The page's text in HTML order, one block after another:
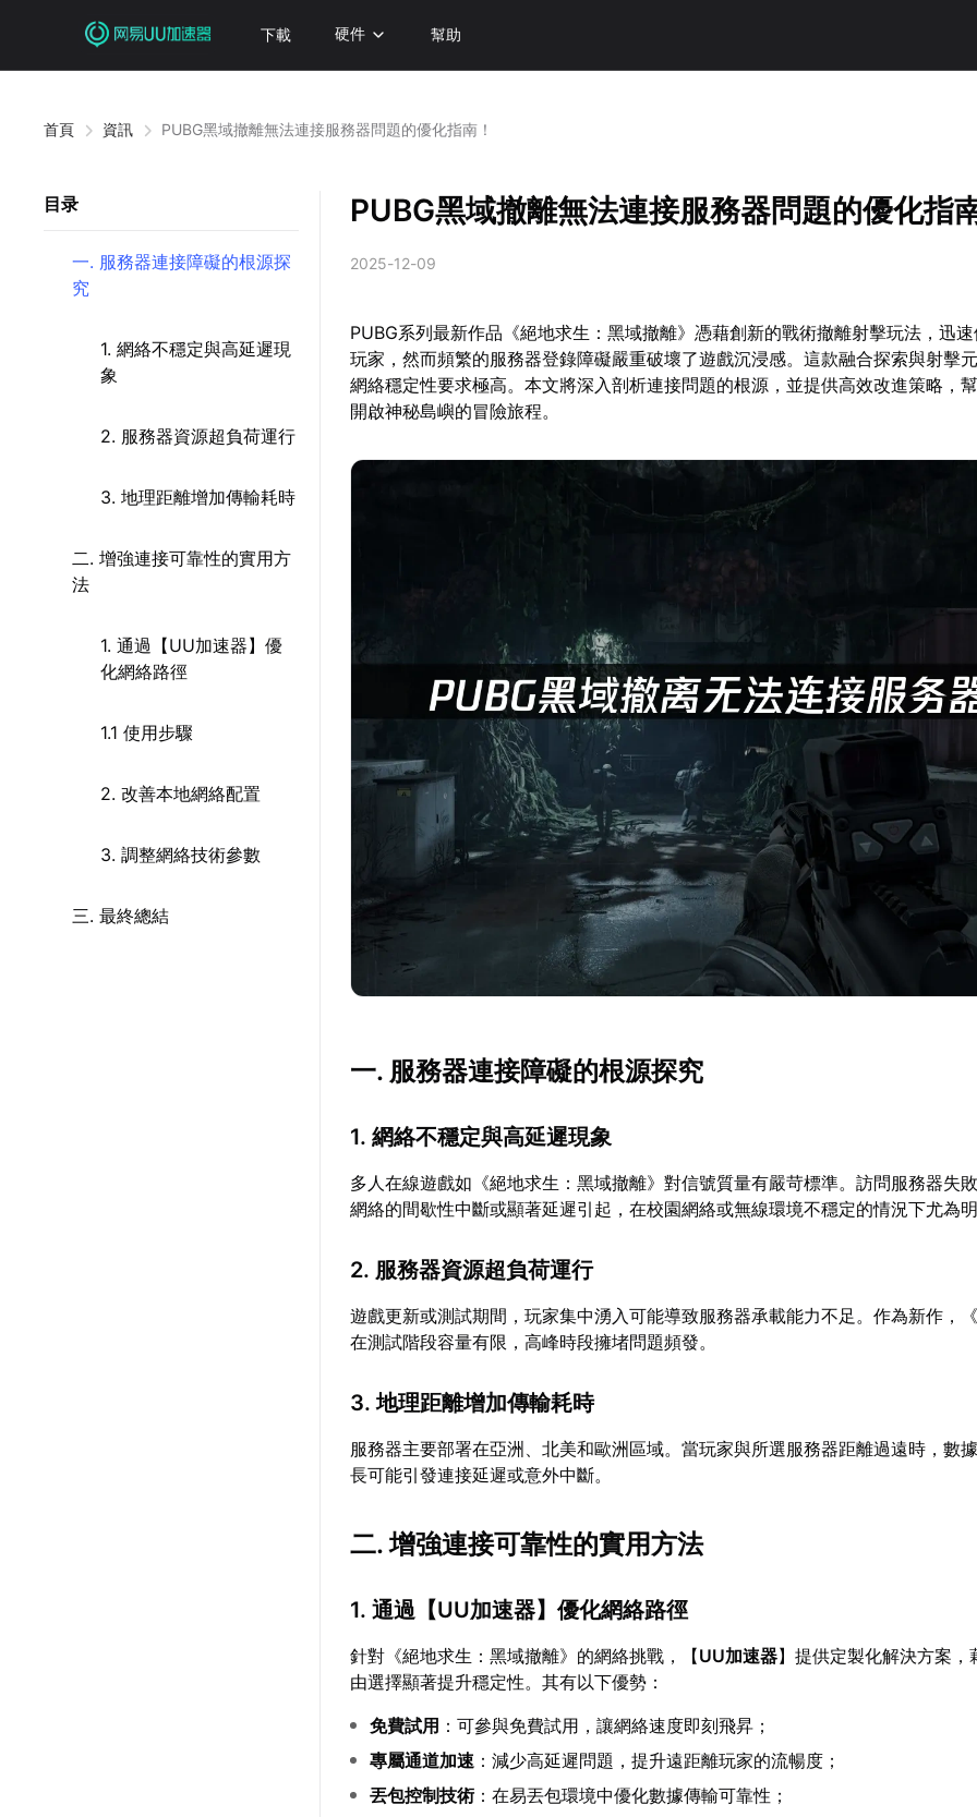
下載 硬件 幫助
首頁 資訊 PUBG黑域撤離無法連接服務器問題的優化指南！
目录
一. 服務器連接障礙的根源探
究
1. 網絡不穩定與高延遲現
象
2. 服務器資源超負荷運行
3. 地理距離增加傳輸耗時
二. 增強連接可靠性的實用方
法
1. 通過【UU加速器】優
化網絡路徑
1.1 使用步驟
2. 改善本地網絡配置
3. 調整網絡技術參數
三. 最終總結
PUBG黑域撤離無法連接服務器問題的優化指
2025-12-09
PUBG系列最新作品《絕地求生：黑域撤離》憑藉創新的戰術撤離射擊玩法，迅
玩家，然而頻繁的服務器登錄障礙嚴重破壞了遊戲沉浸感。這款融合探索與射擊
網絡穩定性要求極高。本文將深入剖析連接問題的根源，並提供高效改進策略，
開啟神秘島嶼的冒險旅程。
一. 服務器連接障礙的根源探究
1. 網絡不穩定與高延遲現象
多人在線遊戲如《絕地求生：黑域撤離》對信號質量有嚴苛標準。訪問服務器失
網絡的間歇性中斷或顯著延遲引起，在校園網絡或無線環境不穩定的情況下尤為
2. 服務器資源超負荷運行
遊戲更新或測試期間，玩家集中湧入可能導致服務器承載能力不足。作為新作，
在測試階段容量有限，高峰時段擁堵問題頻發。
3. 地理距離增加傳輸耗時
服務器主要部署在亞洲、北美和歐洲區域。當玩家與所選服務器距離過遠時，數
長可能引發連接延遲或意外中斷。
二. 增強連接可靠性的實用方法
1. 通過【UU加速器】優化網絡路徑
針對《絕地求生：黑域撤離》的網絡挑戰，【UU加速器】提供定製化解決方案，
由選擇顯著提升穩定性。其有以下優勢：
免費試用 ：可參與免費試用，讓網絡速度即刻飛昇；
專屬通道加速 ：減少高延遲問題，提升遠距離玩家的流暢度；
丟包控制技術：在易丟包環境中優化數據傳輸可靠性；